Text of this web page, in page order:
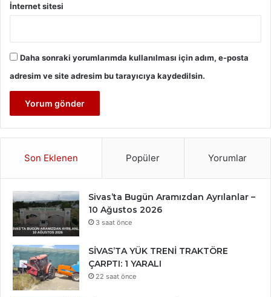
İnternet sitesi
Daha sonraki yorumlarımda kullanılması için adım, e-posta
adresim ve site adresim bu tarayıcıya kaydedilsin.
Son Eklenen Popüler Yorumlar
Sivas’ta Bugün Aramızdan Ayrılanlar –
10 Ağustos 2026
3 saat önce
SİVAS’TA YÜK TRENİ TRAKTÖRE
ÇARPTI: 1 YARALI
22 saat önce